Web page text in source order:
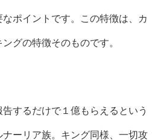
ポイントです。この特徴は、カ
グの特徴そのものです。
するだけで１億もらえるという
ーリア族。キング同様、一切攻